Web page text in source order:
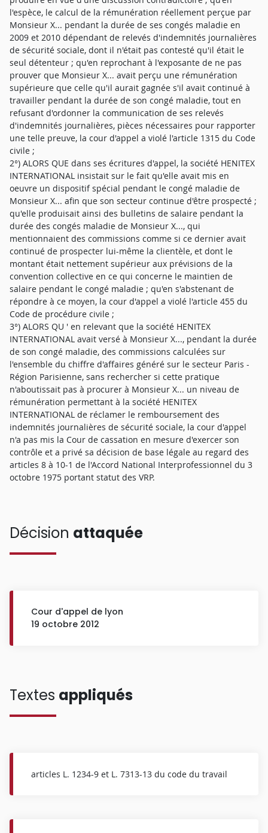
l'espèce, le calcul de la rémunération réellement perçue par
Monsieur X... pendant la durée de ses congés maladie en
2009 et 2010 dépendant de relevés d'indemnités journalières
de sécurité sociale, dont il n'était pas contesté qu'il était le
seul détenteur ; qu'en reprochant à l'exposante de ne pas
prouver que Monsieur X... avait perçu une rémunération
supérieure que celle qu'il aurait gagnée s'il avait continué à
travailler pendant la durée de son congé maladie, tout en
refusant d'ordonner la communication de ses relevés
d'indemnités journalières, pièces nécessaires pour rapporter
une telle preuve, la cour d'appel a violé l'article 1315 du Code
civile ;
2°) ALORS QUE dans ses écritures d'appel, la société HENITEX
INTERNATIONAL insistait sur le fait qu'elle avait mis en
oeuvre un dispositif spécial pendant le congé maladie de
Monsieur X... afin que son secteur continue d'être prospecté ;
qu'elle produisait ainsi des bulletins de salaire pendant la
durée des congés maladie de Monsieur X..., qui
mentionnaient des commissions comme si ce dernier avait
continué de prospecter lui-même la clientèle, et dont le
montant était nettement supérieur aux prévisions de la
convention collective en ce qui concerne le maintien de
salaire pendant le congé maladie ; qu'en s'abstenant de
répondre à ce moyen, la cour d'appel a violé l'article 455 du
Code de procédure civile ;
3°) ALORS QU ' en relevant que la société HENITEX
INTERNATIONAL avait versé à Monsieur X..., pendant la durée
de son congé maladie, des commissions calculées sur
l'ensemble du chiffre d'affaires généré sur le secteur Paris -
Région Parisienne, sans rechercher si cette pratique
n'aboutissait pas à procurer à Monsieur X... un niveau de
rémunération permettant à la société HENITEX
INTERNATIONAL de réclamer le remboursement des
indemnités journalières de sécurité sociale, la cour d'appel
n'a pas mis la Cour de cassation en mesure d'exercer son
contrôle et a privé sa décision de base légale au regard des
articles 8 à 10-1 de l'Accord National Interprofessionnel du 3
octobre 1975 portant statut des VRP.
Décision attaquée
Cour d'appel de lyon
19 octobre 2012
Textes appliqués
articles L. 1234-9 et L. 7313-13 du code du travail